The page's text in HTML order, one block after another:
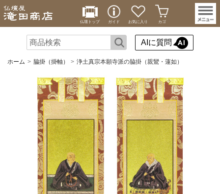
仏壇トップ ガイド お気に入り カゴ
AIに質問
ホーム 脇掛（掛軸） 浄土真宗本願寺派の脇掛（親鸞・蓮如）